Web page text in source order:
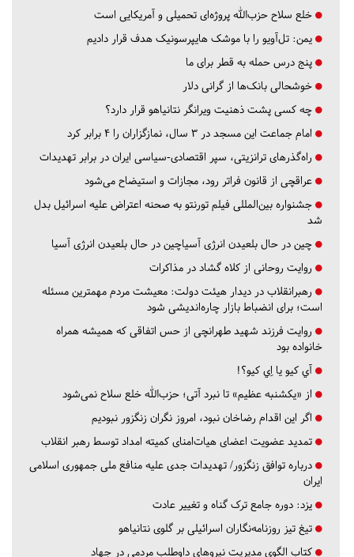
خلع سلاح حزب‌الله پروژه‌ای تحمیلی و آمریکایی است
یمن: تل‌آویو را با موشک هایپرسونیک هدف قرار دادیم
پنج درس‌ حمله به قطر برای ما
خوشحالی بانک‌ها از گرانی دلار
چه کسی پشت ذهنیت ویرانگر نتانیاهو قرار دارد؟
امام جماعت این مسجد در ۳ سال، نمازگزاران را ۴ برابر کرد
راه‌گذرهای ترانزیتی، سپر اقتصادی-سیاسی ایران در برابر تهدیدات
عراقچی از قانون فراتر رود، مجازات و استیضاح می‌شود
جشنواره بین‌المللی فیلم تورنتو به صحنه اعتراض علیه اسرائیل بدل
شد
چین در حال بلعیدن انرژی آسیاچین در حال بلعیدن انرژی آسیا
روایت روحانی از کلاه گشاد در مذاکرات
رهبرانقلاب در دیدار هیئت دولت: معیشت مردم مهمترین مسئله
است؛ برای انضباط بازار چاره‌اندیشی شود
روایت فرزند شهید طهرانچی از حس اتفاقی که همیشه همراه
خانواده بود
آي كيو يا اِي كيو؟!
از «یکشنبه عظیم» تا نبرد آتی؛ حزب‌الله خلع سلاح نمی‌شود
اگر این اقدام رضاخان نبود، امروز نگران زنگزور نبودیم
تمدید عضویت اعضای هیات‌امنای کمیته امداد توسط رهبر انقلاب
درباره توافق زنگزور/ تهدیدات جدی علیه منافع ملی جمهوری اسلامی
ایران
یزد: دوره جامع ترک گناه و تغییر عادت
تیغ تیز روزنامه‌نگاران اسرائیلی بر گلوی نتانیاهو
کتاب الگوی مدیریت نیروهای داوطلب مردمی در جهاد